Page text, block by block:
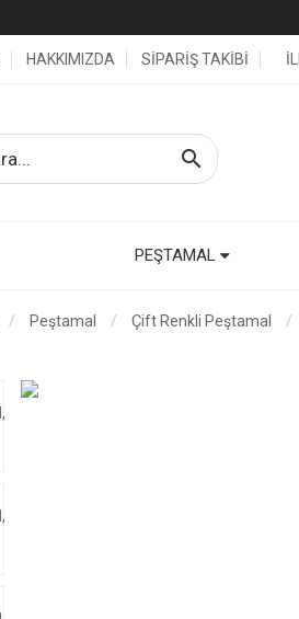
HAKKIMIZDA SİPARİŞ TAKİBİ
search
PEŞTAMAL
Peştamal Çift Renkli Peştamal